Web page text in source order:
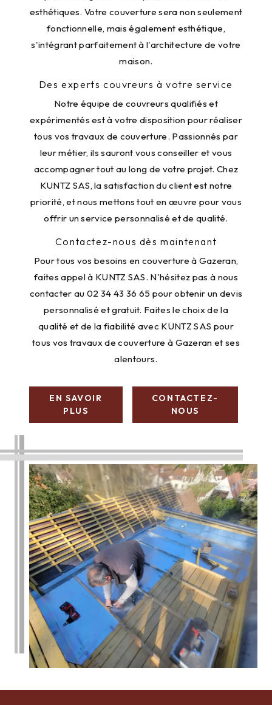
esthétiques. Votre couverture sera non seulement
fonctionnelle, mais également esthétique,
s'intégrant parfaitement à l'architecture de votre
maison.
Des experts couvreurs à votre service
Notre équipe de couvreurs qualifiés et
expérimentés est à votre disposition pour réaliser
tous vos travaux de couverture. Passionnés par
leur métier, ils sauront vous conseiller et vous
accompagner tout au long de votre projet. Chez
KUNTZ SAS, la satisfaction du client est notre
priorité, et nous mettons tout en œuvre pour vous
offrir un service personnalisé et de qualité.
Contactez-nous dès maintenant
Pour tous vos besoins en couverture à Gazeran,
faites appel à KUNTZ SAS. N'hésitez pas à nous
contacter au 02 34 43 36 65 pour obtenir un devis
personnalisé et gratuit. Faites le choix de la
qualité et de la fiabilité avec KUNTZ SAS pour
tous vos travaux de couverture à Gazeran et ses
alentours.
EN SAVOIR
PLUS
CONTACTEZ-
NOUS